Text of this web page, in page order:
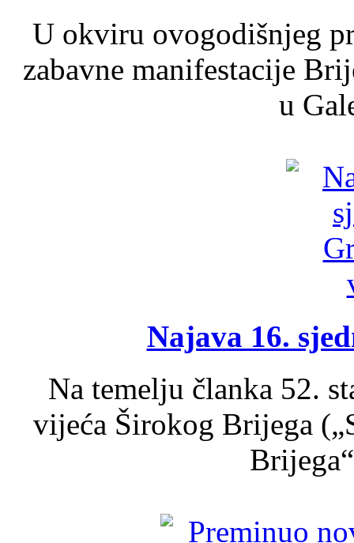
U okviru ovogodišnjeg
zabavne manifestacije
u
Najava 16.
Na temelju članka 52.
vijeća Širokog Brijega